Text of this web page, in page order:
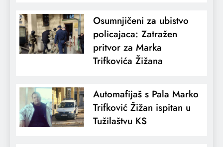
Osumnjičeni za ubistvo
policajaca: Zatražen
pritvor za Marka
Trifkovića Žižana
Automafijaš s Pala Marko
Trifković Žižan ispitan u
Tužilaštvu KS